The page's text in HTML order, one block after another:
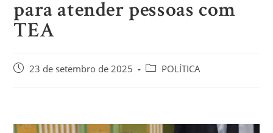
para atender pessoas com
TEA
23 de setembro de 2025 POLÍTICA